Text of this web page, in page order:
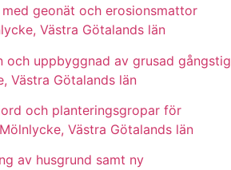
geonät och erosionsmattor
Västra Götalands län
och uppbyggnad av grusad gångstig
Västra Götalands län
och planteringsgropar för
Västra Götalands län
av husgrund samt ny